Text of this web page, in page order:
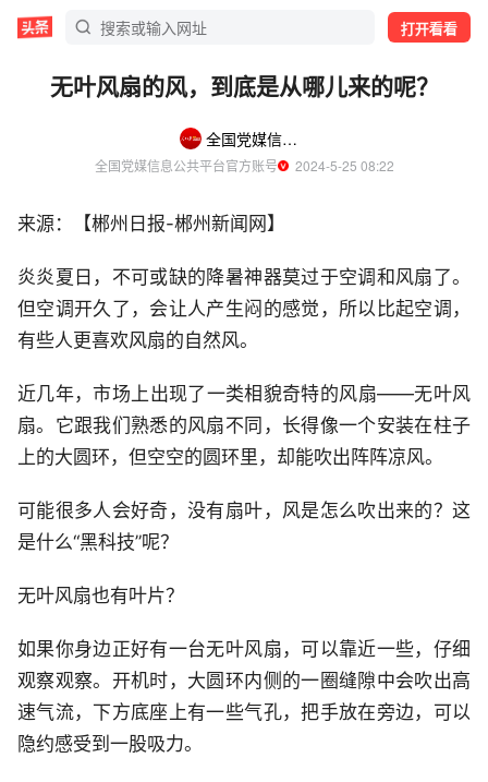
打开看看
无叶风扇的风，到底是从哪儿来的呢？
全国党媒信息公共平台
全国党媒信息公共平台官方账号
  2024-5-25 08:22
来源：【郴州日报-郴州新闻网】
炎炎夏日，不可或缺的降暑神器莫过于空调和风扇了。
但空调开久了，会让人产生闷的感觉，所以比起空调，
有些人更喜欢风扇的自然风。
近几年，市场上出现了一类相貌奇特的风扇——无叶风
扇。它跟我们熟悉的风扇不同，长得像一个安装在柱子
上的大圆环，但空空的圆环里，却能吹出阵阵凉风。
可能很多人会好奇，没有扇叶，风是怎么吹出来的？这
是什么“黑科技”呢？
无叶风扇也有叶片？
如果你身边正好有一台无叶风扇，可以靠近一些，仔细
观察观察。开机时，大圆环内侧的一圈缝隙中会吹出高
速气流，下方底座上有一些气孔，把手放在旁边，可以
隐约感受到一股吸力。